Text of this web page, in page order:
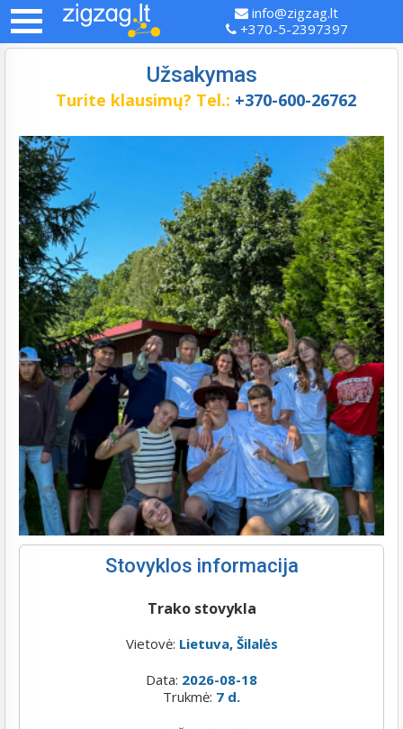
info@zigzag.lt
+370-5-2397397
Užsakymas
Turite klausimų? Tel.: +370-600-26762
Stovyklos informacija
Trako stovykla
Vietovė: Lietuva, Šilalės
Data: 2026-08-18
Trukmė: 7 d.